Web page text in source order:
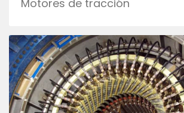
Motores de tracción